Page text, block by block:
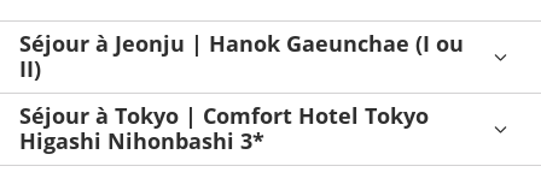
Séjour à Jeonju | Hanok Gaeunchae (I ou
II)
Séjour à Tokyo | Comfort Hotel Tokyo
Higashi Nihonbashi 3*